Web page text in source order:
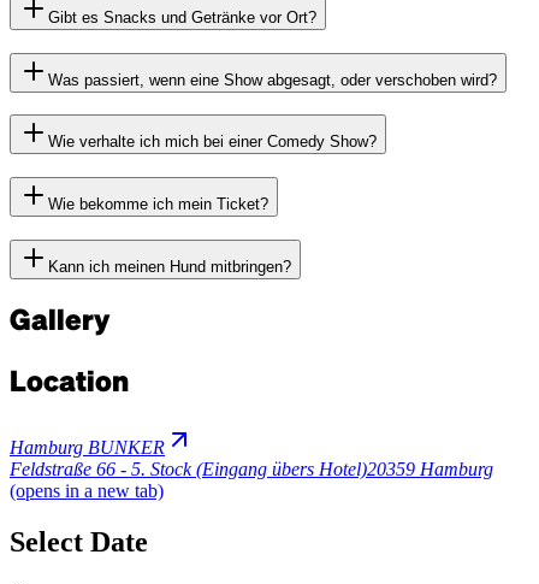
Gibt es Snacks und Getränke vor Ort?
Was passiert, wenn eine Show abgesagt, oder verschoben wird?
Wie verhalte ich mich bei einer Comedy Show?
Wie bekomme ich mein Ticket?
Kann ich meinen Hund mitbringen?
Gallery
Location
Hamburg BUNKER
Feldstraße 66 - 5. Stock (Eingang übers Hotel)20359 Hamburg
(opens in a new tab)
Select Date